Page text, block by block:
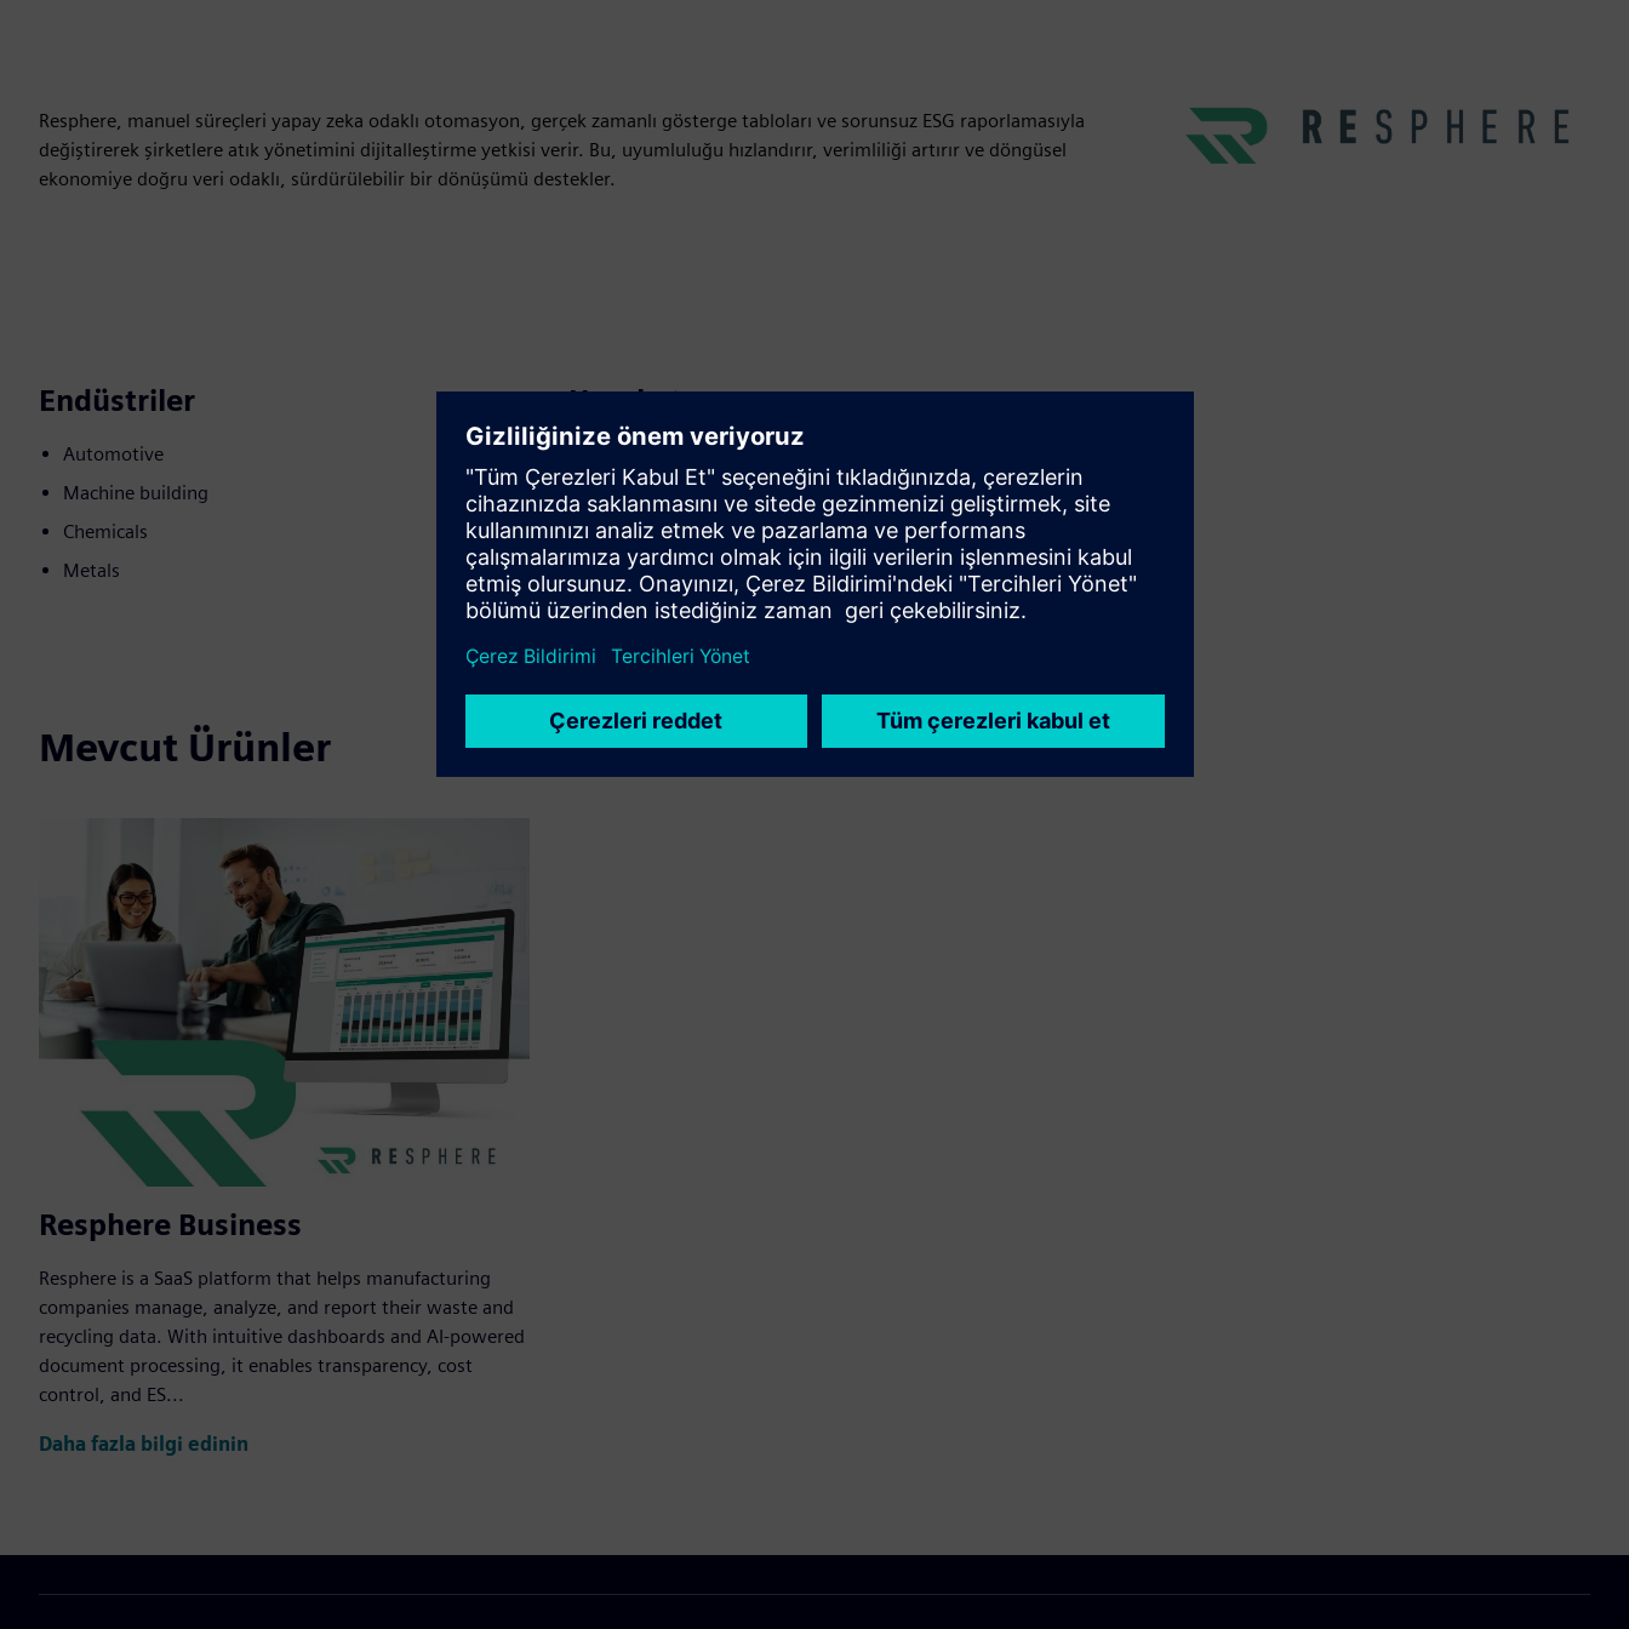
Resphere, manuel süreçleri yapay zeka odaklı otomasyon, gerçek zamanlı gösterge tabloları ve sorunsuz ESG raporlamasıyla
değiştirerek şirketlere atık yönetimini dijitalleştirme yetkisi verir. Bu, uyumluluğu hızlandırır, verimliliği artırır ve döngüsel
ekonomiye doğru veri odaklı, sürdürülebilir bir dönüşümü destekler.
Endüstriler
Automotive
Machine building
Chemicals
Metals
Hareket
Yeni bir ürün oluşturarak Siemens Xcelerator ürününü/
çözümünü genişletir veya geliştirir ya da Siemens
Xcelerator ürünü ile kendi ürününün entegrasyonu
yoluyla yeni bir müşteri çözümü oluşturur
Mevcut Ürünler
Resphere Business
Resphere is a SaaS platform that helps manufacturing
companies manage, analyze, and report their waste and
recycling data. With intuitive dashboards and AI-powered
document processing, it enables transparency, cost
control, and ES...
Daha fazla bilgi edinin